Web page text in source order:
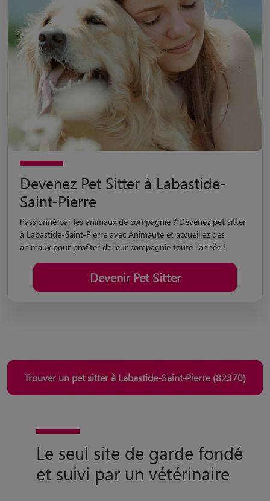
Devenez Pet Sitter à Labastide-
Saint-Pierre
Passionné par les animaux de compagnie ? Devenez pet sitter
à Labastide-Saint-Pierre avec Animaute et accueillez des
animaux pour profiter de leur compagnie toute l'année !
Devenir Pet Sitter
Trouver un pet sitter à Labastide-Saint-Pierre (82370)
Le seul site de garde fondé
et suivi par un vétérinaire